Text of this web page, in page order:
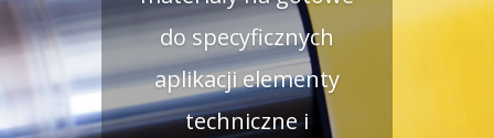
do specyficznych
aplikacji elementy
techniczne i